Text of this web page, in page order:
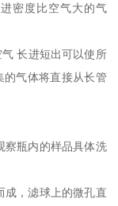
密度比空气大的气
长进短出可以使所
气体将直接从长管
察瓶内的样品具体洗
成，滤球上的微孔直